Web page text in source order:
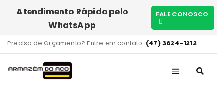
Atendimento Rápido pelo
WhatsApp
FALE CONOSCO
Precisa de Orçamento? Entre em contato: (47) 3624-1212